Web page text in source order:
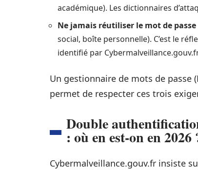
académique). Les dictionnaires
Ne jamais réutiliser le mot de passe
social, boîte personnelle). C’est le
identifié par
Un gestionnaire de mots de passe
permet de respecter ces trois
Double
: où en est-on en 2026
Cybermalveillance.gouv.fr insiste